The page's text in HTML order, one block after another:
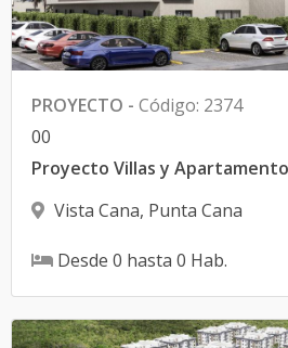
PROYECTO - Código: 2374
00
Proyecto Villas y
Vista Cana, Punta Cana
Desde 0 hasta 0 Hab.